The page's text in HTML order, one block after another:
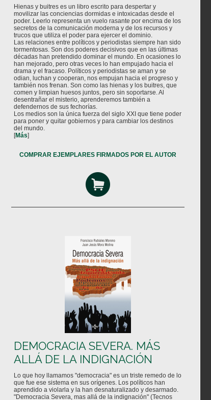
Hienas y buitres es un libro escrito para despertar y
movilizar las conciencias dormidas e intoxicadas desde el
poder. Leerlo representa un vuelo rasante por encima de los
secretos de la comunicación moderna y de los recursos y
trucos que utiliza el poder para ejercer el dominio.
Las relaciones entre políticos y periodistas siempre han sido
tormentosas. Son dos poderes decisivos que en las últimas
décadas han pretendido dominar el mundo. En ocasiones lo
han mejorado, pero otras veces lo han empujado hacia el
drama y el fracaso. Políticos y periodistas se aman y se
odian, luchan y cooperan, nos empujan hacia el progreso y
también nos frenan. Son como las hienas y los buitres, que
comen y limpian huesos juntos, pero sin soportarse. Al
desentrañar el misterio, aprenderemos también a
defendernos de sus fechorías.
Los medios son la única fuerza del siglo XXI que tiene poder
para poner y quitar gobiernos y para cambiar los destinos
del mundo.
[Más]
COMPRAR EJEMPLARES FIRMADOS POR EL AUTOR
DEMOCRACIA SEVERA. MÁS
ALLÁ DE LA INDIGNACIÓN
Lo que hoy llamamos "democracia" es un triste remedo de lo
que fue ese sistema en sus orígenes. Los políticos han
aprendido a violarla y la han desnaturalizado y desarmado.
"Democracia Severa, mas allá de la indignación" (Tecnos